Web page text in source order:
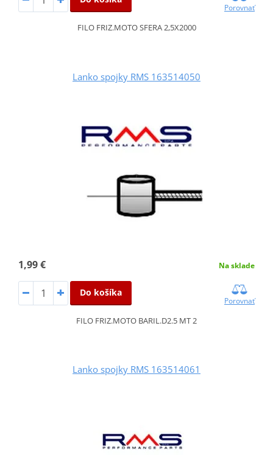
Porovnať
FILO FRIZ.MOTO SFERA 2,5X2000
Lanko spojky RMS 163514050
1,99 € Na sklade
Do košíka
Porovnať
FILO FRIZ.MOTO BARIL.D2.5 MT 2
Lanko spojky RMS 163514061